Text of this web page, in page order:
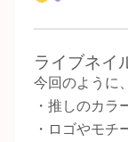
ライブネイ
今回のように、
・推しのカラ
・ロゴやモチ